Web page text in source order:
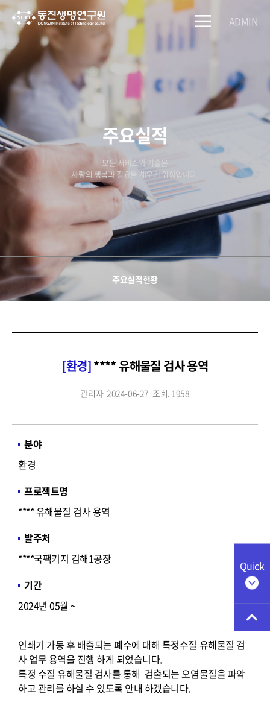
ADMIN
Quick
주요실적
모든 서비스와 기술은
사람의 행복과 필요를 채우기 위함입니다.
주요실적현황
[환경]**** 유해물질 검사 용역
관리자 2024-06-27 조회. 1958
분야
환경
프로젝트명
**** 유해물질 검사 용역
발주처
****국팩키지 김해1공장
기간
2024년 05월 ~
인쇄기 가동 후 배출되는 폐수에 대해 특정수질 유해물질 검
사 업무 용역을 진행 하게 되었습니다.
특정 수질 유해물질 검사를 통해 검출되는 오염물질을 파악
하고 관리를 하실 수 있도록 안내 하겠습니다.